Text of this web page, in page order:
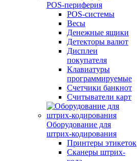
POS-периферия
POS-системы
Весы
Денежные ящики
Детекторы валют
Дисплеи
покупателя
Клавиатуры
программируемые
Счетчики банкнот
Считыватели карт
Оборудование для
штрих-кодирования
Принтеры этикеток
Сканеры штрих-